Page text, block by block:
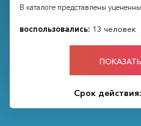
В каталоге представлены
воспользовались: 13 человек
Срок действия: